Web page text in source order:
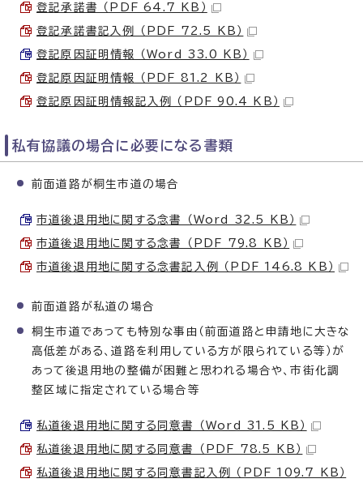
登記承諾書 （PDF 64.7 KB）
登記承諾書記入例 （PDF 72.5 KB）
登記原因証明情報 （Word 33.0 KB）
登記原因証明情報 （PDF 81.2 KB）
登記原因証明情報記入例 （PDF 90.4 KB）
私有協議の場合に必要になる書類
前面道路が桐生市道の場合
市道後退用地に関する念書 （Word 32.5 KB）
市道後退用地に関する念書 （PDF 79.8 KB）
市道後退用地に関する念書記入例 （PDF 146.8 KB）
前面道路が私道の場合
桐生市道であっても特別な事由（前面道路と申請地に大きな
高低差がある、道路を利用している方が限られている等）が
あって後退用地の整備が困難と思われる場合や、市街化調
整区域に指定されている場合等
私道後退用地に関する同意書 （Word 31.5 KB）
私道後退用地に関する同意書 （PDF 78.5 KB）
私道後退用地に関する同意書記入例 （PDF 109.7 KB）